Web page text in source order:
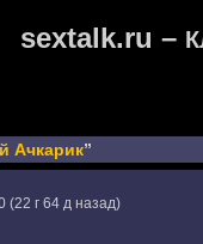
sextalk.ru –
Ачкарик”
(22 г 64 д назад)